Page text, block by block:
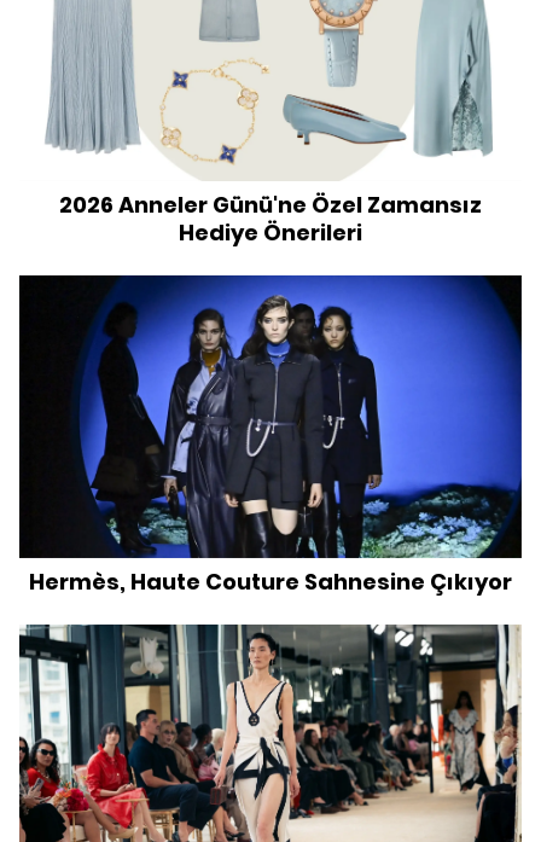
2026 Anneler Günü'ne Özel Zamansız
Hediye Önerileri
Hermès, Haute Couture Sahnesine Çıkıyor